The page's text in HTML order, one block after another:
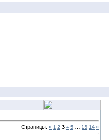
Страницы: « 1 2 3 4 5 13 14 »